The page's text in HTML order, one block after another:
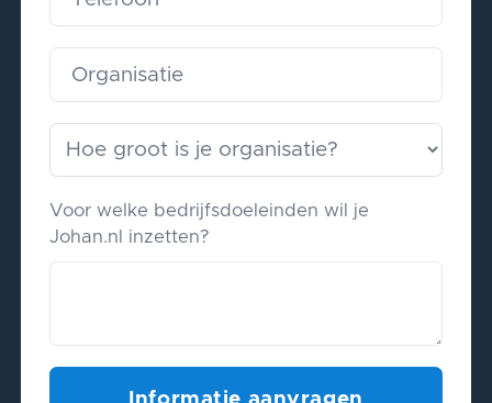
Voor welke bedrijfsdoeleinden wil je
Johan.nl inzetten?